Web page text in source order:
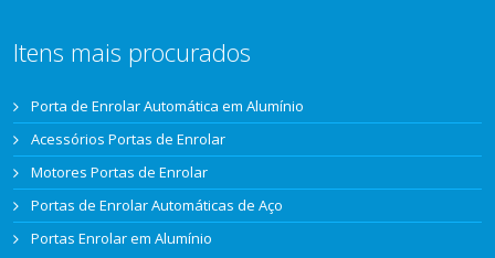
Itens mais procurados
Porta de Enrolar Automática em Alumínio
Acessórios Portas de Enrolar
Motores Portas de Enrolar
Portas de Enrolar Automáticas de Aço
Portas Enrolar em Alumínio